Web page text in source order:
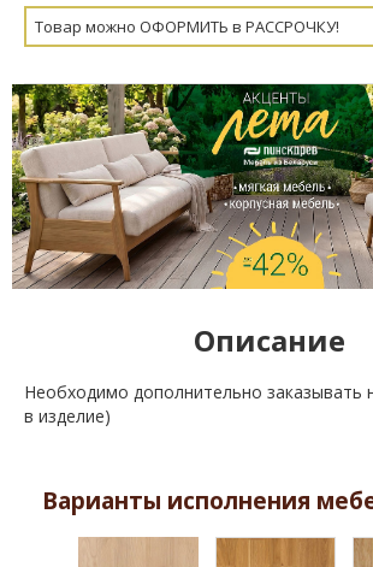
Товар можно ОФОРМИТЬ в РАССРОЧКУ!
Описание
Необходимо дополнительно заказывать
в изделие)
Варианты исполнения